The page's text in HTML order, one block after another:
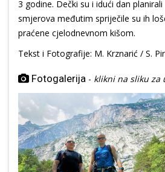
3 godine. Dečki su i idući dan
smjerova međutim spriječile su ih
praćene cjelodnevnom kišom.
Tekst i Fotografije: M. Krznarić / S.
Fotogalerija - klikni na sliku za